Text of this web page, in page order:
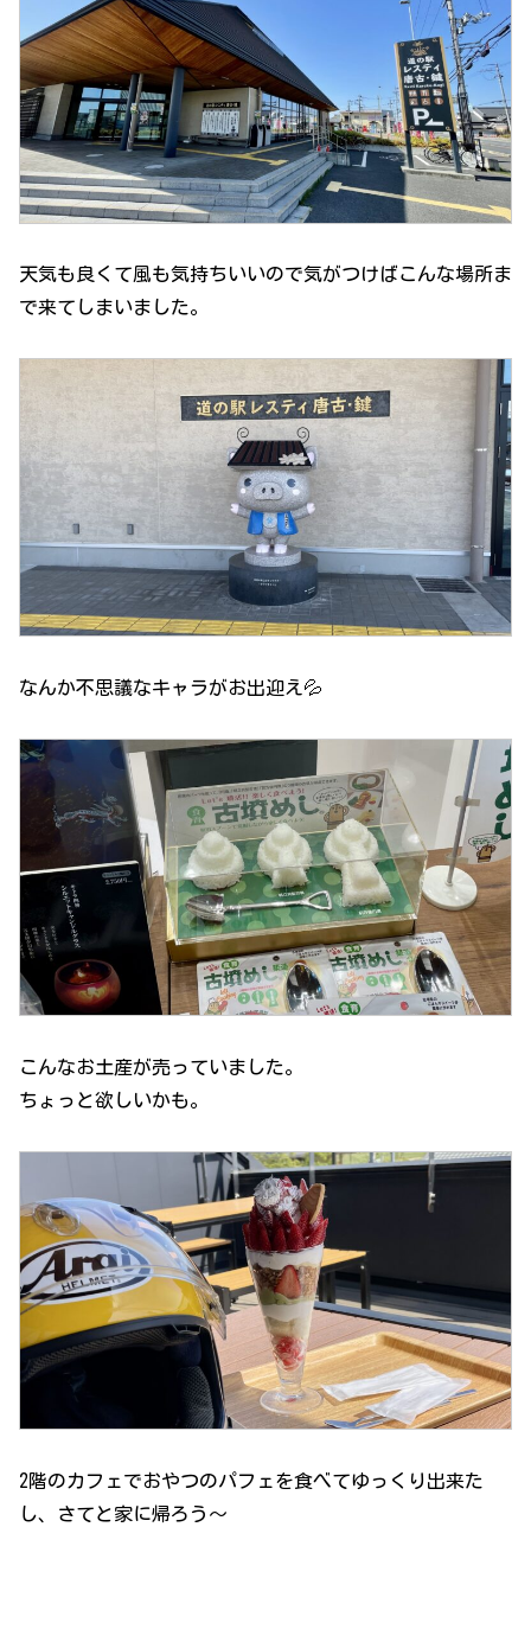
天気も良くて風も気持ちいいので気がつけばこんな場所ま
で来てしまいました。
なんか不思議なキャラがお出迎え💦
こんなお土産が売っていました。
ちょっと欲しいかも。
2階のカフェでおやつのパフェを食べてゆっくり出来た
し、さてと家に帰ろう〜